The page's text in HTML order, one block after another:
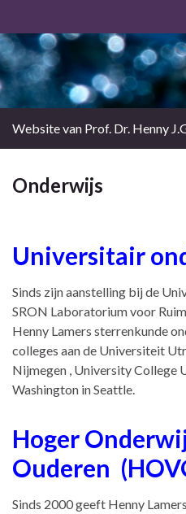
Search for:
Website van Prof. Dr. Henny
Onderwijs
Universitair
Sinds zijn aanstelling bij de
SRON Laboratorium voor
Henny Lamers sterrenkunde
colleges aan de Universiteit
Nijmegen , University College
Washington in Seattle.
Hoger
Ouderen
Sinds 2000 geeft Henny